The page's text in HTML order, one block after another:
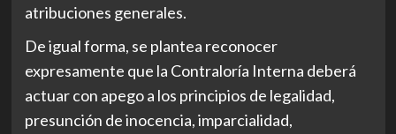
atribuciones generales.
De igual forma, se plantea reconocer
expresamente que la Contraloría Interna deberá
actuar con apego a los principios de legalidad,
presunción de inocencia, imparcialidad,